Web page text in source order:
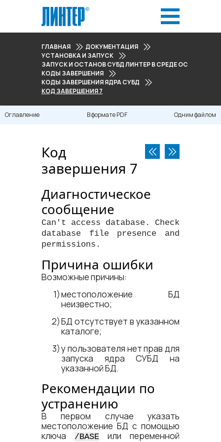
ГЛАВНАЯ
ДОКУМЕНТАЦИЯ
УСТАНОВКА И ЗАПУСК
ЗАПУСК И ОСТАНОВ СУБД ЛИНТЕР В СРЕДЕ ОС LINUX
КОДЫ ЗАВЕРШЕНИЯ
КОДЫ ЗАВЕРШЕНИЯ ЯДРА СУБД
КОД ЗАВЕРШЕНИЯ 7
Оглавление В формате PDF Одним файлом
Код
завершения 7
Диагностическое
сообщение
Can't access database. Check
database file presence and
permissions.
Причина ошибки
Возможные причины:
местоположение БД
неизвестно;
БД отсутствует в указанном
каталоге;
у пользователя нет прав для
запуска ядра СУБД на
указанной БД.
Рекомендации по
устранению
В первом случае указать
местоположение БД с помощью
ключа
/BASE
или переменной